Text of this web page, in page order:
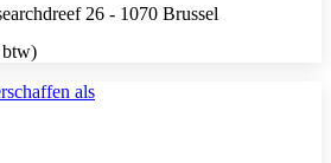
26 - 1070 Brussel
btw)
als